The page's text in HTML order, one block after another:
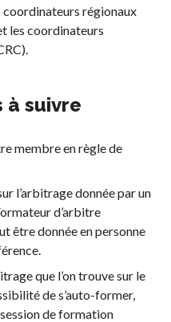
régionaux
les coordinateurs
à suivre
membre en règle de
l’arbitrage donnée par un
d’arbitre
être donnée en personne
que l’on trouve sur le
de s’auto-former,
de formation